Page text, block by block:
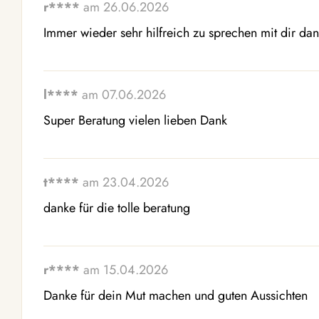
r**** am 26.06.2026
Immer wieder sehr hilfreich zu sprechen mit dir
l**** am 07.06.2026
Super Beratung vielen lieben Dank
t**** am 23.04.2026
danke für die tolle beratung
r**** am 15.04.2026
Danke für dein Mut machen und guten Aussichten